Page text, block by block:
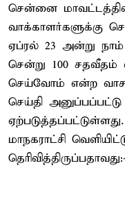
சென்னை
வாக்காளர்களுக்கு
ஏப்ரல் 23 அன்று
சென்று 100 சதவீதம்
செய்வோம் என்ற
செய்தி அனுப்பப்பட்டு
மாநகராட்சி